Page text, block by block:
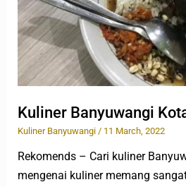
Kuliner Banyuwangi
Kuliner Banyuwangi / 11 March, 2022
Rekomends – Cari kuliner
mengenai kuliner memang
Ati